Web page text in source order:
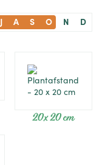
J A S O N D
20 x 20 cm